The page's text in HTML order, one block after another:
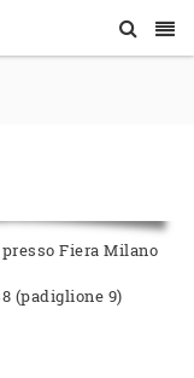
Fiera Milano
(padiglione 9)